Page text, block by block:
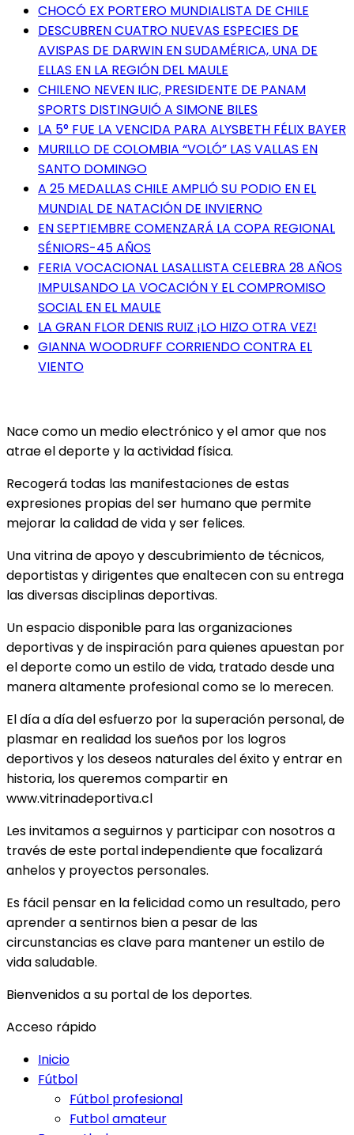
CHOCÓ EX PORTERO MUNDIALISTA DE CHILE
DESCUBREN CUATRO NUEVAS ESPECIES DE
AVISPAS DE DARWIN EN SUDAMÉRICA, UNA DE
ELLAS EN LA REGIÓN DEL MAULE
CHILENO NEVEN ILIC, PRESIDENTE DE PANAM
SPORTS DISTINGUIÓ A SIMONE BILES
LA 5° FUE LA VENCIDA PARA ALYSBETH FÉLIX BAYER
MURILLO DE COLOMBIA “VOLÓ” LAS VALLAS EN
SANTO DOMINGO
A 25 MEDALLAS CHILE AMPLIÓ SU PODIO EN EL
MUNDIAL DE NATACIÓN DE INVIERNO
EN SEPTIEMBRE COMENZARÁ LA COPA REGIONAL
SÉNIORS-45 AÑOS
FERIA VOCACIONAL LASALLISTA CELEBRA 28 AÑOS
IMPULSANDO LA VOCACIÓN Y EL COMPROMISO
SOCIAL EN EL MAULE
LA GRAN FLOR DENIS RUIZ ¡LO HIZO OTRA VEZ!
GIANNA WOODRUFF CORRIENDO CONTRA EL
VIENTO
Nace como un medio electrónico y el amor que nos
atrae el deporte y la actividad física.
Recogerá todas las manifestaciones de estas
expresiones propias del ser humano que permite
mejorar la calidad de vida y ser felices.
Una vitrina de apoyo y descubrimiento de técnicos,
deportistas y dirigentes que enaltecen con su entrega
las diversas disciplinas deportivas.
Un espacio disponible para las organizaciones
deportivas y de inspiración para quienes apuestan por
el deporte como un estilo de vida, tratado desde una
manera altamente profesional como se lo merecen.
El día a día del esfuerzo por la superación personal, de
plasmar en realidad los sueños por los logros
deportivos y los deseos naturales del éxito y entrar en
historia, los queremos compartir en
www.vitrinadeportiva.cl
Les invitamos a seguirnos y participar con nosotros a
través de este portal independiente que focalizará
anhelos y proyectos personales.
Es fácil pensar en la felicidad como un resultado, pero
aprender a sentirnos bien a pesar de las
circunstancias es clave para mantener un estilo de
vida saludable.
Bienvenidos a su portal de los deportes.
Acceso rápido
Inicio
Fútbol
Fútbol profesional
Futbol amateur